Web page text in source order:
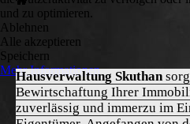
Hausverwaltung Skuthan
Bewirtschaftung Ihrer
zuverlässig und immerzu im
und zu optimieren.
Ablehnen
Alle akzeptieren
Speichern
Mehr Informationen